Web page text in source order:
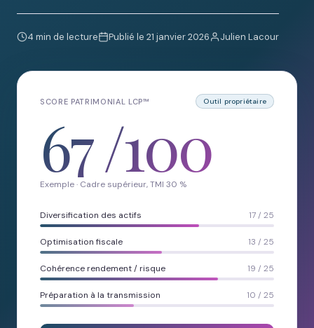
4 min de lecture Publié le 21 janvier 2026 Julien Lacour
SCORE PATRIMONIAL LCP™ Outil propriétaire
67/100
Exemple · Cadre supérieur, TMI 30 %
Diversification des actifs 17 / 25
Optimisation fiscale 13 / 25
Cohérence rendement / risque 19 / 25
Préparation à la transmission 10 / 25